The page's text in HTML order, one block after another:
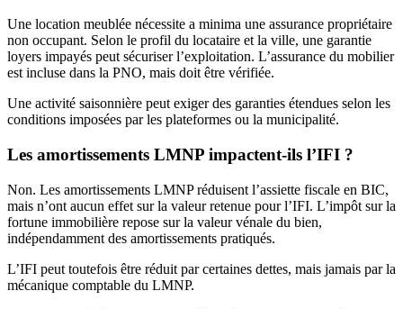
Une location meublée nécessite a minima une assurance propriétaire
non occupant. Selon le profil du locataire et la ville, une garantie
loyers impayés peut sécuriser l’exploitation. L’assurance du mobilier
est incluse dans la PNO, mais doit être vérifiée.
Une activité saisonnière peut exiger des garanties étendues selon les
conditions imposées par les plateformes ou la municipalité.
Les amortissements LMNP impactent-ils l’IFI ?
Non. Les amortissements LMNP réduisent l’assiette fiscale en BIC,
mais n’ont aucun effet sur la valeur retenue pour l’IFI. L’impôt sur la
fortune immobilière repose sur la valeur vénale du bien,
indépendamment des amortissements pratiqués.
L’IFI peut toutefois être réduit par certaines dettes, mais jamais par la
mécanique comptable du LMNP.